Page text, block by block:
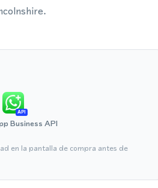
API
Business API
en la pantalla de compra antes de